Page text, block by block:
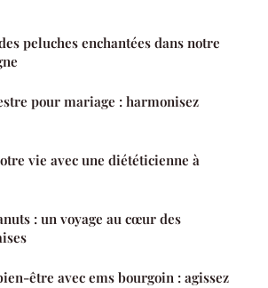
peluches enchantées dans notre
pour mariage : harmonisez
vie avec une diététicienne à
: un voyage au cœur des
être avec ems bourgoin : agissez